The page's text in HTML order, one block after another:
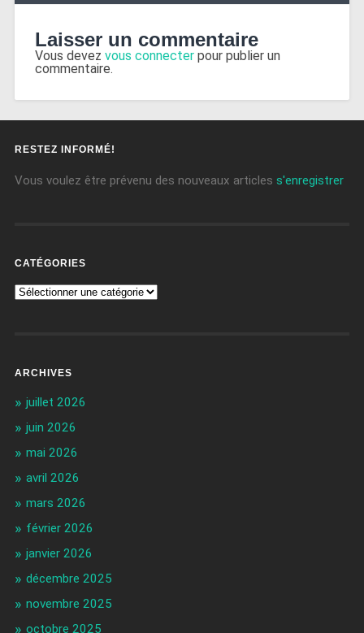
Laisser un commentaire
Vous devez vous connecterpour publier un
commentaire.
RESTEZ INFORMÉ!
Vous voulez être prévenu des nouveaux articles s'enregistrer
CATÉGORIES
ARCHIVES
juillet 2026
juin 2026
mai 2026
avril 2026
mars 2026
février 2026
janvier 2026
décembre 2025
novembre 2025
octobre 2025